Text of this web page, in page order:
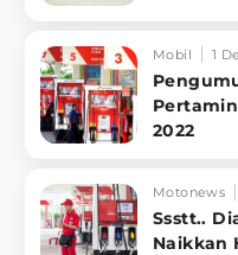
Mobil 1
2022
Motonews
Ssstt..
Naikkan